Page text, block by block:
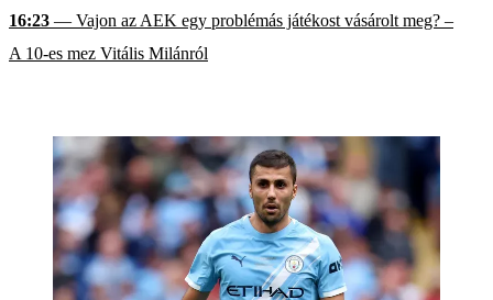
16:23 — Vajon az AEK egy problémás játékost vásárolt meg? –
A 10-es mez Vitális Milánról